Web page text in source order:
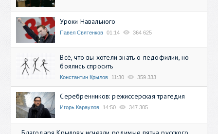
Уроки Навального
Павел Святенков 01:14 364 625
Всё, что вы хотели знать о педофилии, но
боялись спросить
Константин Крылов 11:30 359 333
Серебренников: режиссерская трагедия
Игорь Караулов 14:50 347 305